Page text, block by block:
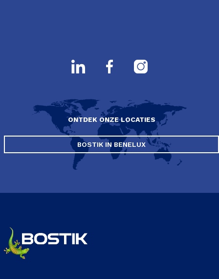
ONTDEK ONZE LOCATIES
BOSTIK IN BENELUX